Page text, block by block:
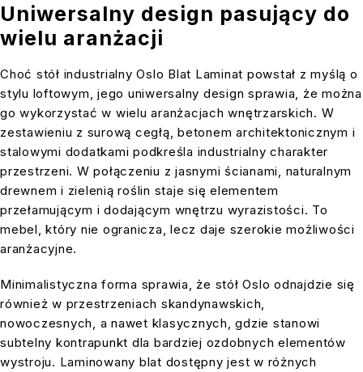
Uniwersalny design pasujący do
wielu aranżacji
Choć stół industrialny Oslo Blat Laminat powstał z myślą o
stylu loftowym, jego uniwersalny design sprawia, że można
go wykorzystać w wielu aranżacjach wnętrzarskich. W
zestawieniu z surową cegłą, betonem architektonicznym i
stalowymi dodatkami podkreśla industrialny charakter
przestrzeni. W połączeniu z jasnymi ścianami, naturalnym
drewnem i zielenią roślin staje się elementem
przełamującym i dodającym wnętrzu wyrazistości. To
mebel, który nie ogranicza, lecz daje szerokie możliwości
aranżacyjne.
Minimalistyczna forma sprawia, że stół Oslo odnajdzie się
również w przestrzeniach skandynawskich,
nowoczesnych, a nawet klasycznych, gdzie stanowi
subtelny kontrapunkt dla bardziej ozdobnych elementów
wystroju. Laminowany blat dostępny jest w różnych